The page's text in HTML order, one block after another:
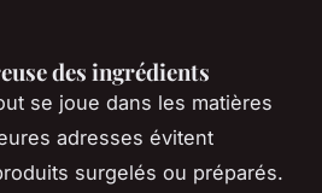
des ingrédients
se joue dans les matières
adresses évitent
surgelés ou préparés.